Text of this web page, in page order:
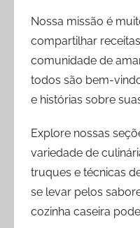
Nossa missão é
compartilhar
comunidade de
todos são bem-
e histórias sobre
Explore nossas
variedade de
truques e técnicas
se levar pelos
cozinha caseira